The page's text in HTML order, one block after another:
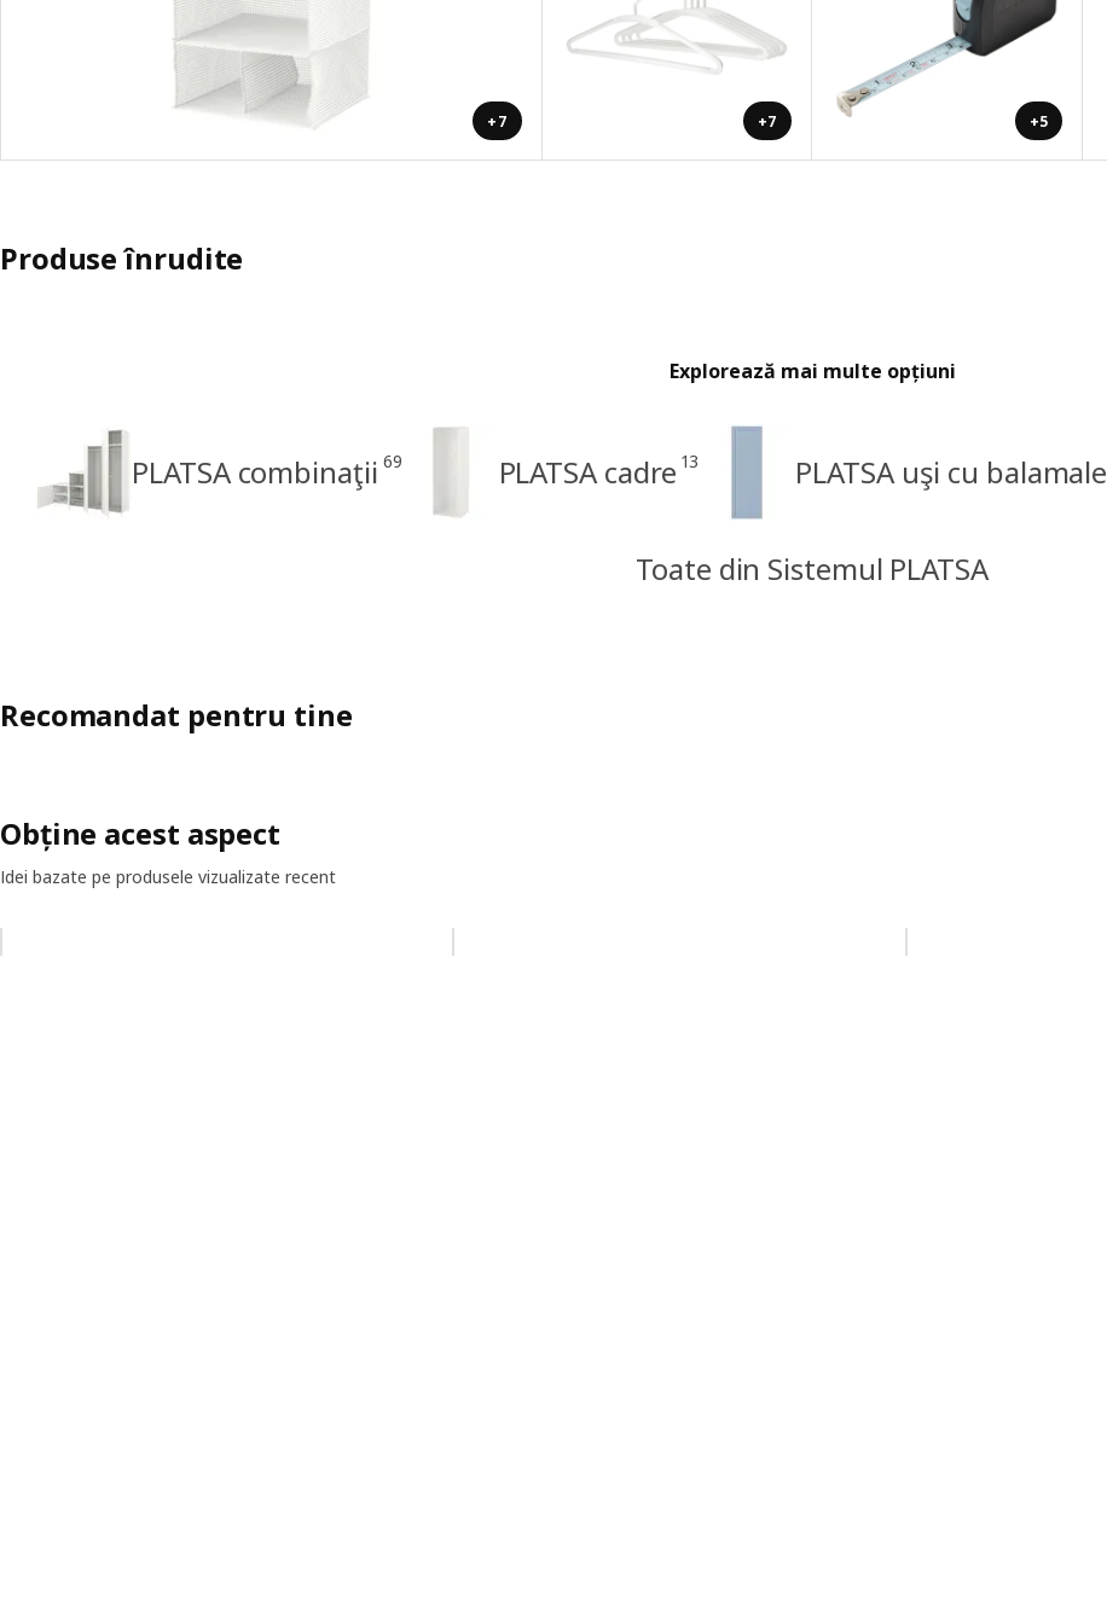
+7 +7 +5
Produse înrudite
Explorează mai multe opțiuni
PLATSA combinaţii 69 PLATSA cadre 13 PLATSA uşi cu balamale
Toate din Sistemul PLATSA
Recomandat pentru tine
Obține acest aspect
Idei bazate pe produsele vizualizate recent